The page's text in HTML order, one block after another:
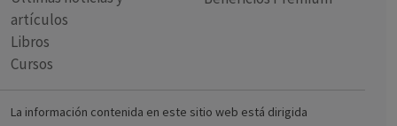
artículos
Libros
Cursos
La información contenida en este sitio web está dirigida